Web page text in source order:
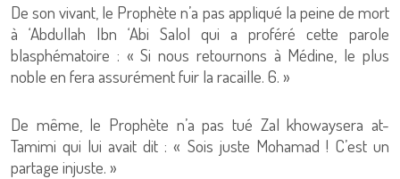
De son vivant, le Prophète n’a pas appliqué la peine de mort
à ‘Abdullah Ibn ‘Abi Salol qui a proféré cette parole
blasphématoire : « Si nous retournons à Médine, le plus
noble en fera assurément fuir la racaille. 6. »
De même, le Prophète n’a pas tué Zal khowaysera at-
Tamimi qui lui avait dit : « Sois juste Mohamad ! C’est un
partage injuste. »